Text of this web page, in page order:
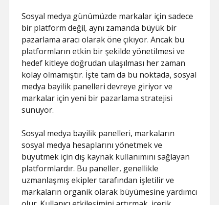
Sosyal medya günümüzde markalar için sadece
bir platform değil, aynı zamanda büyük bir
pazarlama aracı olarak öne çıkıyor. Ancak bu
platformların etkin bir şekilde yönetilmesi ve
hedef kitleye doğrudan ulaşılması her zaman
kolay olmamıştır. İşte tam da bu noktada, sosyal
medya bayilik panelleri devreye giriyor ve
markalar için yeni bir pazarlama stratejisi
sunuyor.
Sosyal medya bayilik panelleri, markaların
sosyal medya hesaplarını yönetmek ve
büyütmek için dış kaynak kullanımını sağlayan
platformlardır. Bu paneller, genellikle
uzmanlaşmış ekipler tarafından işletilir ve
markaların organik olarak büyümesine yardımcı